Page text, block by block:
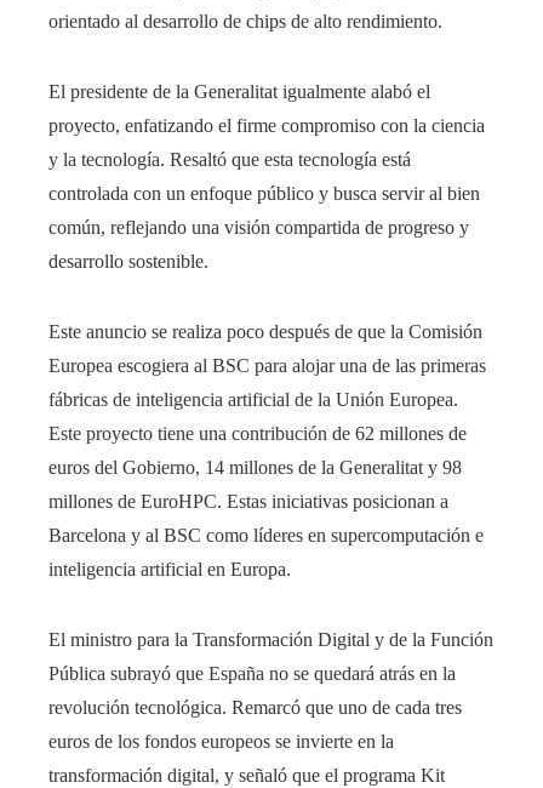
orientado al desarrollo de chips de alto rendimiento.
El presidente de la Generalitat igualmente alabó el
proyecto, enfatizando el firme compromiso con la ciencia
y la tecnología. Resaltó que esta tecnología está
controlada con un enfoque público y busca servir al bien
común, reflejando una visión compartida de progreso y
desarrollo sostenible.
Este anuncio se realiza poco después de que la Comisión
Europea escogiera al BSC para alojar una de las primeras
fábricas de inteligencia artificial de la Unión Europea.
Este proyecto tiene una contribución de 62 millones de
euros del Gobierno, 14 millones de la Generalitat y 98
millones de EuroHPC. Estas iniciativas posicionan a
Barcelona y al BSC como líderes en supercomputación e
inteligencia artificial en Europa.
El ministro para la Transformación Digital y de la Función
Pública subrayó que España no se quedará atrás en la
revolución tecnológica. Remarcó que uno de cada tres
euros de los fondos europeos se invierte en la
transformación digital, y señaló que el programa Kit